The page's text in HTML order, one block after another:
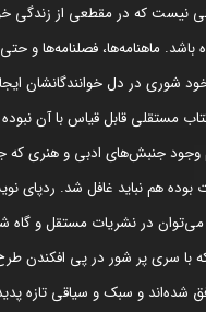
نیست که در مقطعی از زندگی
ماهنامه‌ها، فصلنامه‌ها و حتی
شوری در دل خوانندگانشان
مستقلی قابل قیاس با آن
وجود جنبش‌های ادبی و هنری که
هم نباید غافل شد. ردپای
می‌توان در نشریات مستقل و گاه
با سری پر شور در پی افکندن
شده‌اند و سبک و سیاقی تازه